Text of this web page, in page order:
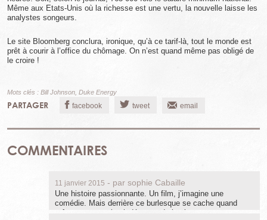
Même aux Etats-Unis où la richesse est une vertu, la nouvelle laisse les
analystes songeurs.
Le site Bloomberg conclura, ironique, qu’à ce tarif-là, tout le monde est
prêt à courir à l’office du chômage. On n’est quand même pas obligé de
le croire !
Mots clés : Bill Johnson Duke Energy
PARTAGER facebook tweet email
COMMENTAIRES
11 janvier 2015 - par sophie Cabaille
Une histoire passionnante. Un film, j’imagine une
comédie. Mais derrière ce burlesque se cache quand
même une certaine indécence du business.